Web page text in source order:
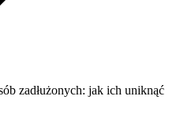
zadłużonych: jak ich uniknąć